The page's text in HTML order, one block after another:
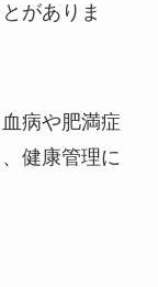
がありま
病や肥満症
健康管理に